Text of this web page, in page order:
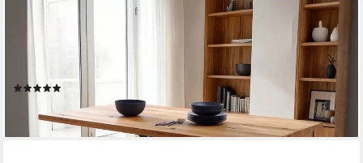
Esstisch Wildeiche geölt / 40 mm Tischplattenstärke / DEBA,
Massivholztisch / Spider X-Gestell schwarz Metall / Industrial
lieferbar - in 5-6 Werktagen bei dir